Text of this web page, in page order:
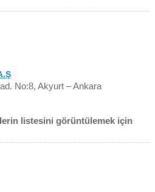
No:8, Akyurt – Ankara
listesini görüntülemek için